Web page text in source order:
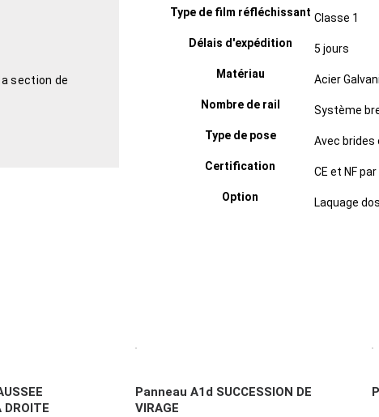
section de
Type de film réfléchissant Classe 1
Délais d'expédition
5 jours
Matériau
Acier
Nombre de rail
Système
Type de pose
Avec brides
Certification
CE et NF
Option
Laquage
DROITE
Panneau A1d SUCCESSION DE
VIRAGE